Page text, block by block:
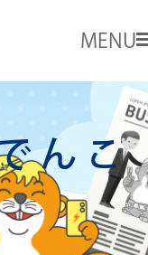
MENU
んこ